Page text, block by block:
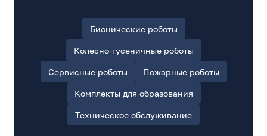
Бионические роботы
Колесно-гусеничные роботы
Сервисные роботы Пожарные роботы
Комплекты для образования
Техническое обслуживание